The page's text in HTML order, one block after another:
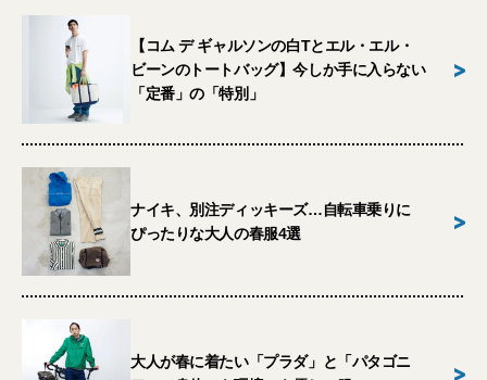
【コム デ ギャルソンの白Tとエル・エル・
ビーンのトートバッグ】今しか手に入らない
「定番」の「特別」
>
ナイキ、別注ディッキーズ…自転車乗りに
ぴったりな大人の春服4選
>
大人が春に着たい「プラダ」と「パタゴニ
>